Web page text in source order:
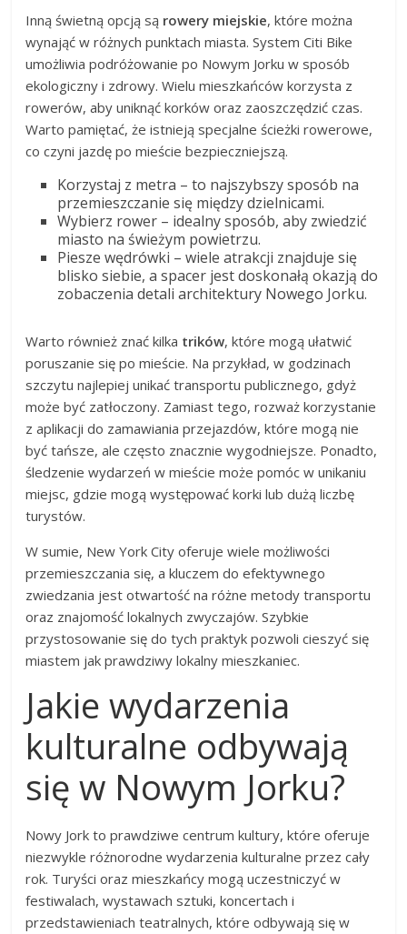
Inną świetną opcją są rowery miejskie, które można
wynająć w różnych punktach miasta. System Citi Bike
umożliwia podróżowanie po Nowym Jorku w sposób
ekologiczny i zdrowy. Wielu mieszkańców korzysta z
rowerów, aby uniknąć korków oraz zaoszczędzić czas.
Warto pamiętać, że istnieją specjalne ścieżki rowerowe,
co czyni jazdę po mieście bezpieczniejszą.
Korzystaj z metra – to najszybszy sposób na
przemieszczanie się między dzielnicami.
Wybierz rower – idealny sposób, aby zwiedzić
miasto na świeżym powietrzu.
Piesze wędrówki – wiele atrakcji znajduje się
blisko siebie, a spacer jest doskonałą okazją do
zobaczenia detali architektury Nowego Jorku.
Warto również znać kilka trików, które mogą ułatwić
poruszanie się po mieście. Na przykład, w godzinach
szczytu najlepiej unikać transportu publicznego, gdyż
może być zatłoczony. Zamiast tego, rozważ korzystanie
z aplikacji do zamawiania przejazdów, które mogą nie
być tańsze, ale często znacznie wygodniejsze. Ponadto,
śledzenie wydarzeń w mieście może pomóc w unikaniu
miejsc, gdzie mogą występować korki lub dużą liczbę
turystów.
W sumie, New York City oferuje wiele możliwości
przemieszczania się, a kluczem do efektywnego
zwiedzania jest otwartość na różne metody transportu
oraz znajomość lokalnych zwyczajów. Szybkie
przystosowanie się do tych praktyk pozwoli cieszyć się
miastem jak prawdziwy lokalny mieszkaniec.
Jakie wydarzenia
kulturalne odbywają
się w Nowym Jorku?
Nowy Jork to prawdziwe centrum kultury, które oferuje
niezwykle różnorodne wydarzenia kulturalne przez cały
rok. Turyści oraz mieszkańcy mogą uczestniczyć w
festiwalach, wystawach sztuki, koncertach i
przedstawieniach teatralnych, które odbywają się w